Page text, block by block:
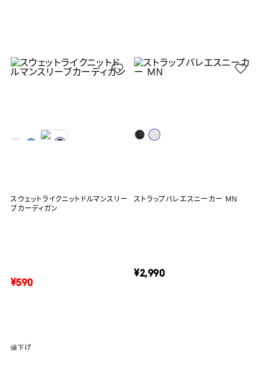
スウェットライクニットドルマンスリー
ブカーディガン
¥590
値下げ
ストラップバレエスニーカー MN
¥2,990